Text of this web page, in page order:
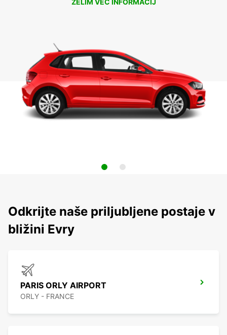
ŽELIM VEČ INFORMACIJ
Odkrijte naše priljubljene postaje v
bližini Evry
PARIS ORLY AIRPORT
ORLY - FRANCE